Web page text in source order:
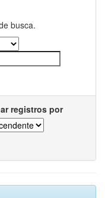
busca.
registros por